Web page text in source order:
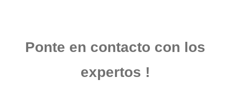
Ponte en contacto con los
expertos !